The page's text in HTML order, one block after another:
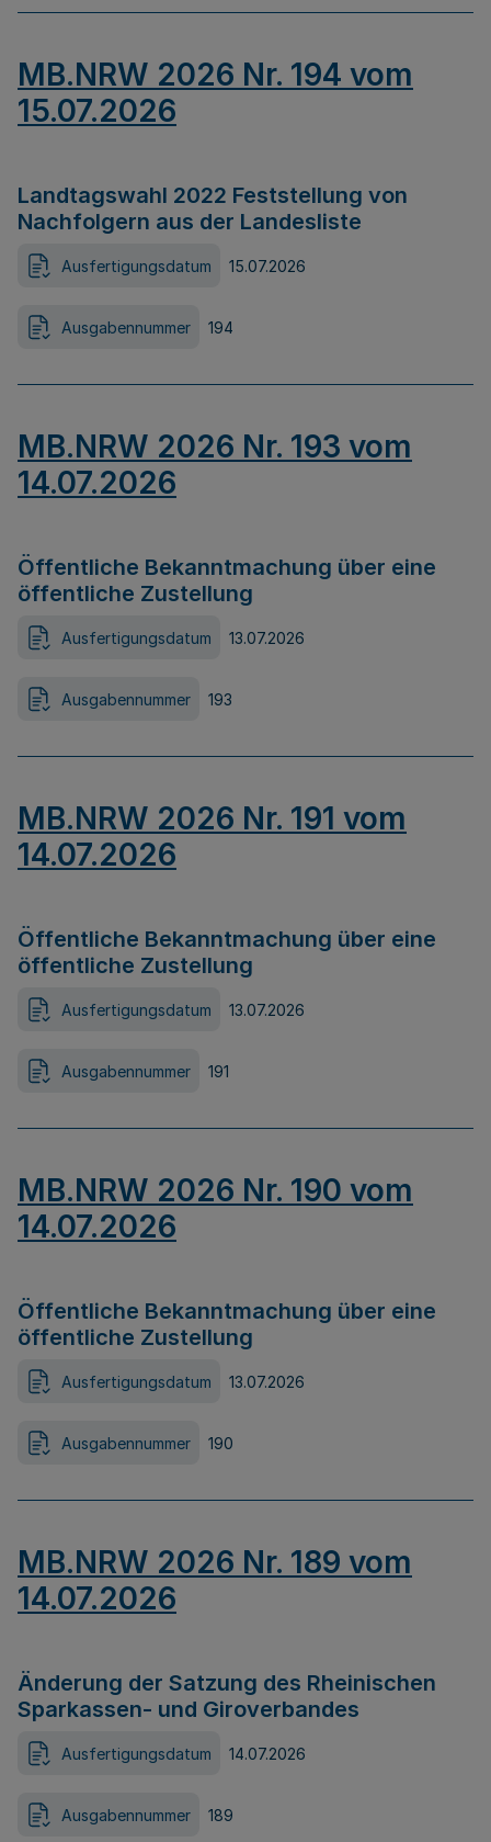
MB.NRW 2026 Nr. 194 vom
15.07.2026
Landtagswahl 2022 Feststellung von
Nachfolgern aus der Landesliste
Ausfertigungsdatum 15.07.2026
Ausgabennummer 194
MB.NRW 2026 Nr. 193 vom
14.07.2026
Öffentliche Bekanntmachung über eine
öffentliche Zustellung
Ausfertigungsdatum 13.07.2026
Ausgabennummer 193
MB.NRW 2026 Nr. 191 vom
14.07.2026
Öffentliche Bekanntmachung über eine
öffentliche Zustellung
Ausfertigungsdatum 13.07.2026
Ausgabennummer 191
MB.NRW 2026 Nr. 190 vom
14.07.2026
Öffentliche Bekanntmachung über eine
öffentliche Zustellung
Ausfertigungsdatum 13.07.2026
Ausgabennummer 190
MB.NRW 2026 Nr. 189 vom
14.07.2026
Änderung der Satzung des Rheinischen
Sparkassen- und Giroverbandes
Ausfertigungsdatum 14.07.2026
Ausgabennummer 189